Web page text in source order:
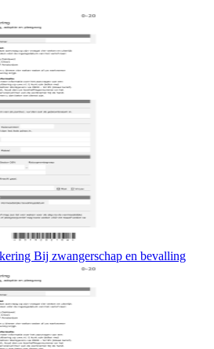
Bij zwangerschap en bevalling